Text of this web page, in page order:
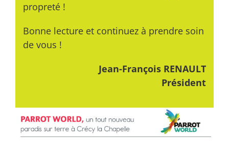
propreté !
Bonne lecture et continuez à prendre soin
de vous !
Jean-François RENAULT
Président